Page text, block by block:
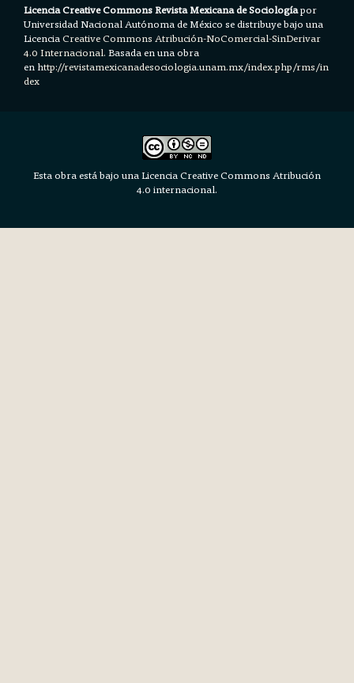
Licencia Creative Commons Revista Mexicana de Sociologíapor
Universidad Nacional Autónoma de México se distribuye bajo una
LicenciaCreative Commons Atribución-NoComercial-SinDerivar
4.0 Internacional.Basada en una obra
en http://revistamexicanadesociologia.unam.mx/index.php/rms/in
dex
Esta obra está bajo una Licencia Creative Commons Atribución
4.0 internacional.